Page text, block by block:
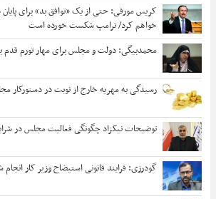
کریس مورفی: حتی از یک «توافق بد» برای
خواهم کرد/ ترامپ شکست خورده است
محمدبیگی: دولت و مجلس برای مهار تورم قدم
رسیدگی به مهریه خارج از نوبت در دستورکار
توضیحات نیکزاد چگونگی فعالیت مجلس در
گودرزی: فرایند قانونی استیضاح وزیر کار